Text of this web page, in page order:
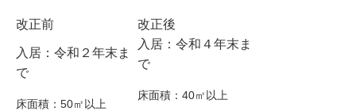
改正前 改正後
入居：令和２年末ま
で
床面積：50㎡以上
入居：令和４年末ま
で
床面積：40㎡以上